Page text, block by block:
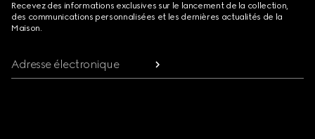
Recevez des informations exclusives sur le lancement de la collection,
des communications personnalisées et les dernières actualités de la
Maison.
Adresse électronique